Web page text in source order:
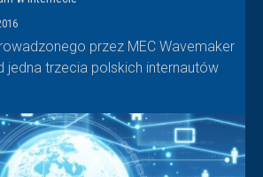
przez MEC Wavemaker
jedna trzecia polskich internautów